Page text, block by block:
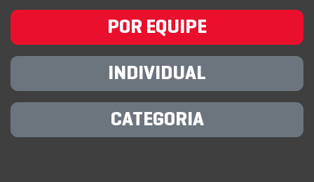
POR EQUIPE
INDIVIDUAL
CATEGORIA